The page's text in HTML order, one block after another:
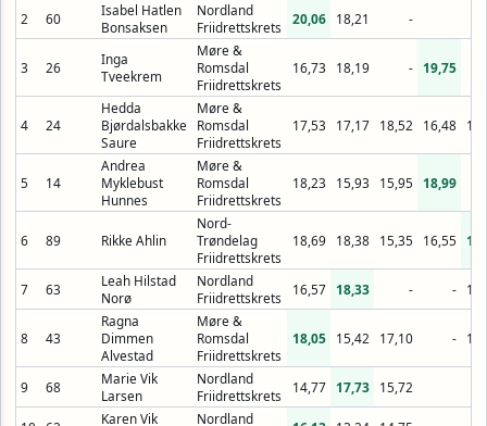
2 60
Isabel Hatlen
Bonsaksen
Nordland
Friidrettskrets
20,06 18,21 -
3 26
Inga
Tveekrem
Møre &
Romsdal
Friidrettskrets
16,73 18,19 - 19,75
4 24
Hedda
Bjørdalsbakke
Saure
Møre &
Romsdal
Friidrettskrets
17,53 17,17 18,52 16,48
5 14
Andrea
Myklebust
Hunnes
Møre &
Romsdal
Friidrettskrets
18,23 15,93 15,95 18,99
6 89 Rikke Ahlin
Nord-
Trøndelag
Friidrettskrets
18,69 18,38 15,35 16,55
7 63
Leah Hilstad
Norø
Nordland
Friidrettskrets
16,57 18,33 - -
8 43
Ragna
Dimmen
Alvestad
Møre &
Romsdal
Friidrettskrets
18,05 15,42 17,10 -
9 68
Marie Vik
Larsen
Nordland
Friidrettskrets
14,77 17,73 15,72
Karen Vik
Nordland